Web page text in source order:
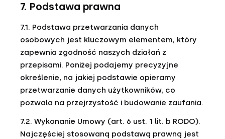
7. Podstawa prawna
7.1. Podstawa przetwarzania danych
osobowych jest kluczowym elementem, który
zapewnia zgodność naszych działań z
przepisami. Poniżej podajemy precyzyjne
określenie, na jakiej podstawie opieramy
przetwarzanie danych użytkowników, co
pozwala na przejrzystość i budowanie zaufania.
7.2. Wykonanie Umowy (art. 6 ust. 1 lit. b RODO).
Najczęściej stosowaną podstawą prawną jest